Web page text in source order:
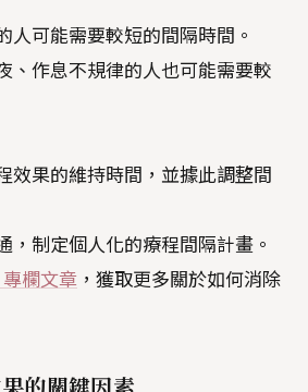
人可能需要較短的間隔時間。
、作息不規律的人也可能需要較
效果的維持時間，並據此調整間
，制定個人化的療程間隔計畫。
欄文章 ，獲取更多關於如何消除